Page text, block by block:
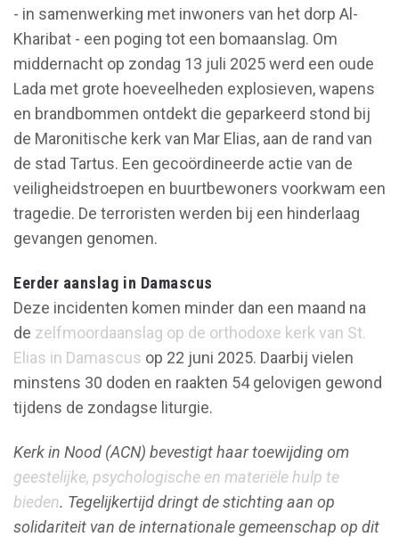
- in samenwerking met inwoners van het dorp Al-
Kharibat - een poging tot een bomaanslag. Om
middernacht op zondag 13 juli 2025 werd een oude
Lada met grote hoeveelheden explosieven, wapens
en brandbommen ontdekt die geparkeerd stond bij
de Maronitische kerk van Mar Elias, aan de rand van
de stad Tartus. Een gecoördineerde actie van de
veiligheidstroepen en buurtbewoners voorkwam een
tragedie. De terroristen werden bij een hinderlaag
gevangen genomen.
Eerder aanslag in Damascus
Deze incidenten komen minder dan een maand na
de zelfmoordaanslag op de orthodoxe kerk van St.
Elias in Damascus op 22 juni 2025. Daarbij vielen
minstens 30 doden en raakten 54 gelovigen gewond
tijdens de zondagse liturgie.
Kerk in Nood (ACN) bevestigt haar toewijding om
geestelijke, psychologische en materiële hulp te
bieden. Tegelijkertijd dringt de stichting aan op
solidariteit van de internationale gemeenschap op dit